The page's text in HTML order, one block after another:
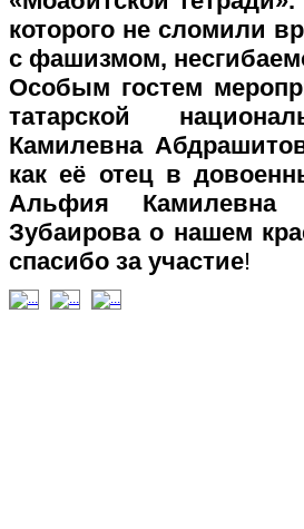
которого не сломили
с фашизмом,
Особым гостем
татарской
Камилевна
как её отец в
Альфия Камилевна
Зубаирова о нашем
спасибо за участие!